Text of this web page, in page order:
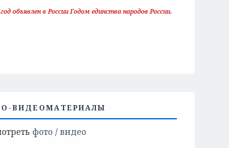
объявлен в России Годом единства народов России.
ВИДЕОМАТЕРИАЛЫ
фото / видео